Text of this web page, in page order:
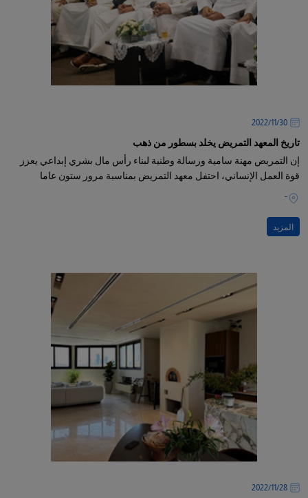
30‏/11‏/2022
تاريخ المعهد التمريض يخلد بسطور من ذهب
إن التمريض مهنة سامية ورسالة وطنية لبناء رأس مال بشري إبداعي يعزز
قوة العمل الإنساني، احتفل معهد التمريض بمناسبة مرور ستون عاما
-
المزيد
28‏/11‏/2022